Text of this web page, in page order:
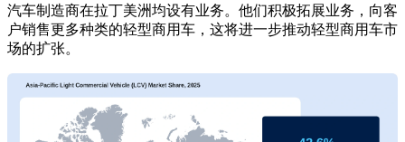
汽车制造商在拉丁美洲均设有业务。他们积极拓展业务，向客
户销售更多种类的轻型商用车，这将进一步推动轻型商用车市
场的扩张。